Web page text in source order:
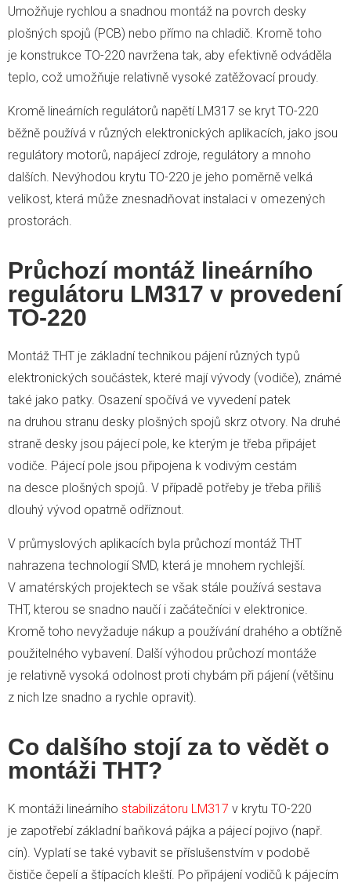
Umožňuje rychlou a snadnou montáž na povrch desky
plošných spojů (PCB) nebo přímo na chladič. Kromě toho
je konstrukce TO-220 navržena tak, aby efektivně odváděla
teplo, což umožňuje relativně vysoké zatěžovací proudy.
Kromě lineárních regulátorů napětí LM317 se kryt TO-220
běžně používá v různých elektronických aplikacích, jako jsou
regulátory motorů, napájecí zdroje, regulátory a mnoho
dalších. Nevýhodou krytu TO-220 je jeho poměrně velká
velikost, která může znesnadňovat instalaci v omezených
prostorách.
Průchozí montáž lineárního
regulátoru LM317 v provedení
TO-220
Montáž THT je základní technikou pájení různých typů
elektronických součástek, které mají vývody (vodiče), známé
také jako patky. Osazení spočívá ve vyvedení patek
na druhou stranu desky plošných spojů skrz otvory. Na druhé
straně desky jsou pájecí pole, ke kterým je třeba připájet
vodiče. Pájecí pole jsou připojena k vodivým cestám
na desce plošných spojů. V případě potřeby je třeba příliš
dlouhý vývod opatrně odříznout.
V průmyslových aplikacích byla průchozí montáž THT
nahrazena technologií SMD, která je mnohem rychlejší.
V amatérských projektech se však stále používá sestava
THT, kterou se snadno naučí i začátečníci v elektronice.
Kromě toho nevyžaduje nákup a používání drahého a obtížně
použitelného vybavení. Další výhodou průchozí montáže
je relativně vysoká odolnost proti chybám při pájení (většinu
z nich lze snadno a rychle opravit).
Co dalšího stojí za to vědět o
montáži THT?
K montáži lineárního stabilizátoru LM317 v krytu TO-220
je zapotřebí základní baňková pájka a pájecí pojivo (např.
cín). Vyplatí se také vybavit se příslušenstvím v podobě
čističe čepelí a štípacích kleští. Po připájení vodičů k pájecím